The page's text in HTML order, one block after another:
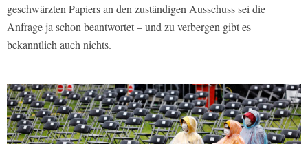
geschwärzten Papiers an den zuständigen Ausschuss sei die
Anfrage ja schon beantwortet – und zu verbergen gibt es
bekanntlich auch nichts.